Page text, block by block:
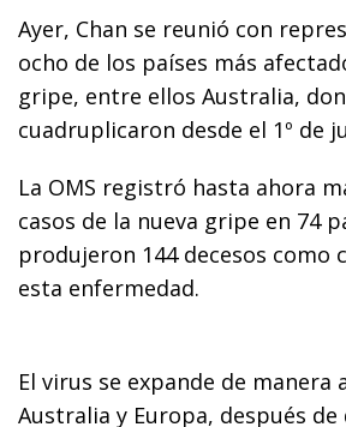
Ayer, Chan se reunió con
ocho de los países más
gripe, entre ellos Australia,
cuadruplicaron desde el 1º de
La OMS registró hasta ahora
casos de la nueva gripe en 74
produjeron 144 decesos como
esta enfermedad.
El virus se expande de manera
Australia y Europa, después